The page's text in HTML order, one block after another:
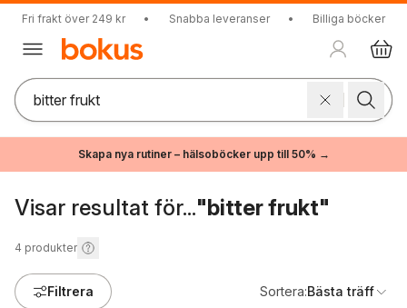
Fri frakt över 249 kr • Snabba leveranser • Billiga böcker
Skapa nya rutiner – hälsoböcker upp till 50% →
Visar resultat för..."bitter frukt"
4 produkter
Filtrera Sortera:Bästa träff